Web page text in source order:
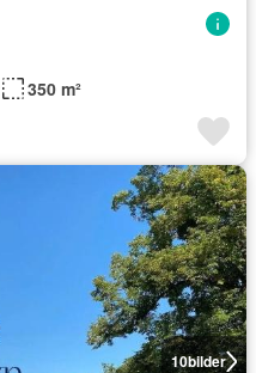
350 m²
10bilder